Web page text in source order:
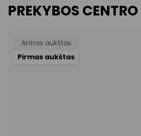
PREKYBOS